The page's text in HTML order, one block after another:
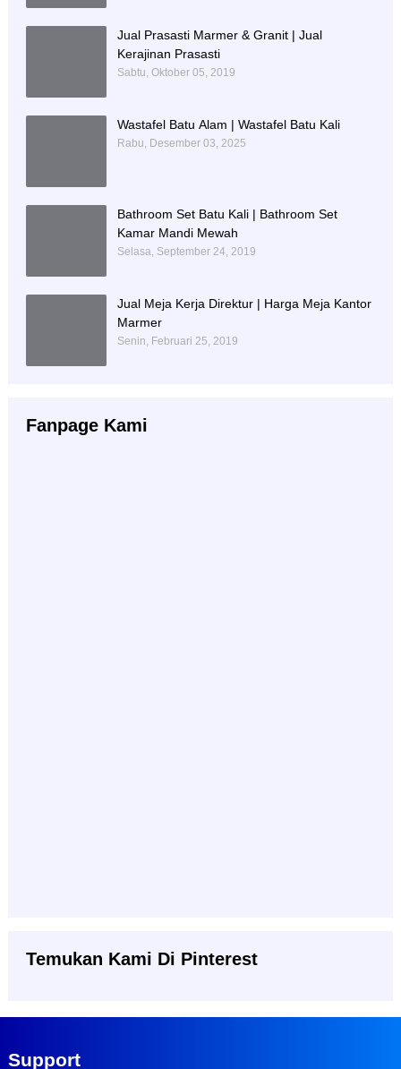
Jual Prasasti Marmer & Granit | Jual
Kerajinan Prasasti
Sabtu, Oktober 05, 2019
Wastafel Batu Alam | Wastafel Batu Kali
Rabu, Desember 03, 2025
Bathroom Set Batu Kali | Bathroom Set
Kamar Mandi Mewah
Selasa, September 24, 2019
Jual Meja Kerja Direktur | Harga Meja Kantor
Marmer
Senin, Februari 25, 2019
Fanpage Kami
Temukan Kami Di Pinterest
Support